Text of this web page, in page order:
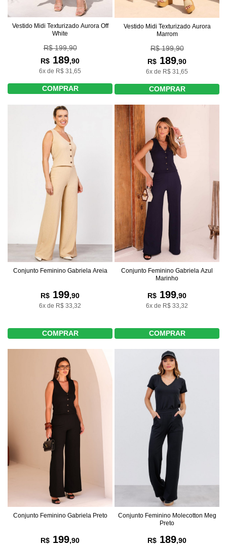
Vestido Midi Texturizado Aurora Off
White
R$ 199,90
R$ 189,90
6x de R$ 31,65
COMPRAR
Vestido Midi Texturizado Aurora
Marrom
R$ 199,90
R$ 189,90
6x de R$ 31,65
COMPRAR
Conjunto Feminino Gabriela Areia
R$ 199,90
6x de R$ 33,32
COMPRAR
Conjunto Feminino Gabriela Azul
Marinho
R$ 199,90
6x de R$ 33,32
COMPRAR
Conjunto Feminino Gabriela Preto
R$ 199,90
Conjunto Feminino Molecotton Meg
Preto
R$ 189,90